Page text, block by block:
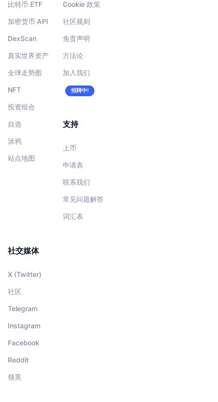
比特币 ETF
加密货币 API
DexScan
真实世界资产
全球走势图
NFT
投资组合
自选
涂鸦
站点地图
Cookie 政策
社区规则
免责声明
方法论
加入我们
招聘中!
支持
上币
申请表
联系我们
常见问题解答
词汇表
社交媒体
X (Twitter)
社区
Telegram
Instagram
Facebook
Reddit
领英